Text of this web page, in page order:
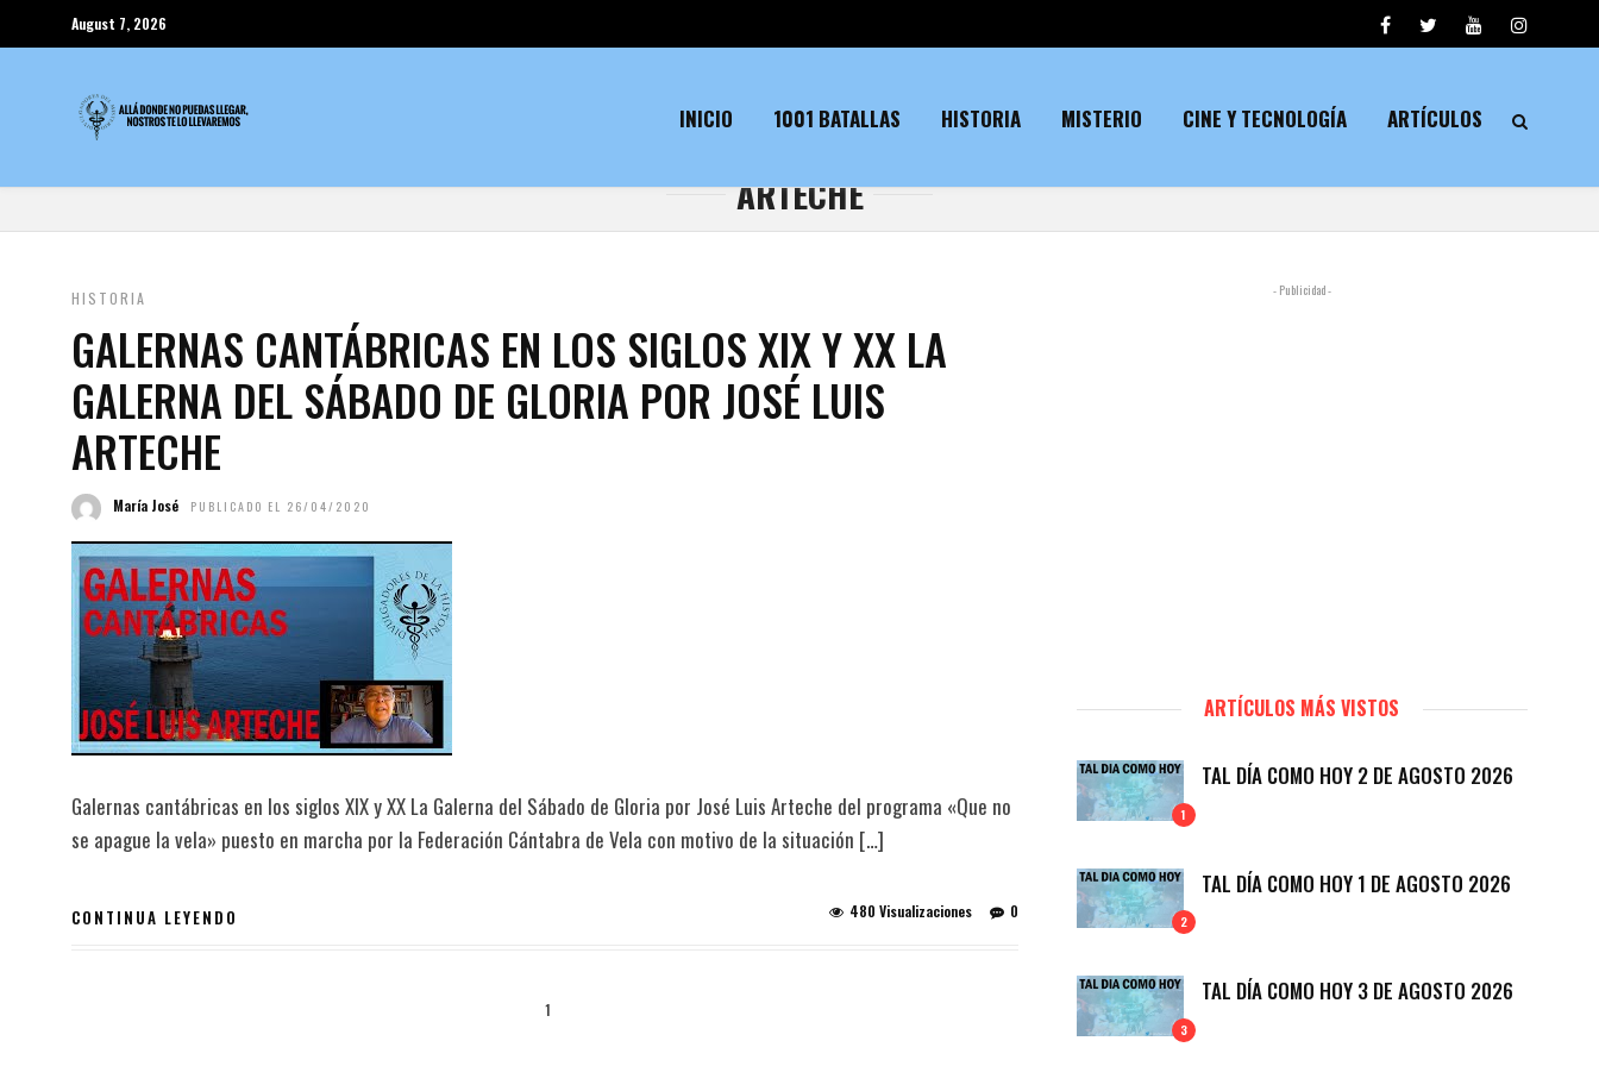
August 7, 2026
INICIO 1001 BATALLAS HISTORIA MISTERIO CINE Y TECNOLOGÍA ARTÍCULOS
ARTECHE
HISTORIA
GALERNAS CANTÁBRICAS EN LOS SIGLOS XIX Y XX LA
GALERNA DEL SÁBADO DE GLORIA POR JOSÉ LUIS
ARTECHE
María José PUBLICADO EL 26/04/2020
Galernas cantábricas en los siglos XIX y XX La Galerna del Sábado de Gloria por José Luis Arteche del programa «Que no
se apague la vela» puesto en marcha por la Federación Cántabra de Vela con motivo de la situación […]
CONTINUA LEYENDO 0
480 Visualizaciones
1
- Publicidad -
ARTÍCULOS MÁS VISTOS
1
TAL DÍA COMO HOY 2 DE AGOSTO 2026
2
TAL DÍA COMO HOY 1 DE AGOSTO 2026
3
TAL DÍA COMO HOY 3 DE AGOSTO 2026